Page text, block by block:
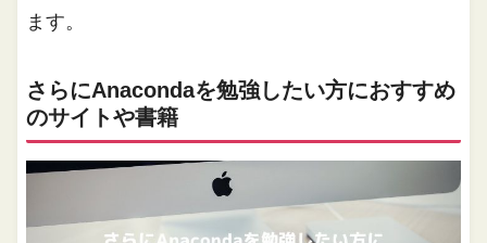
ます。
さらにAnacondaを勉強したい方におすすめ
のサイトや書籍